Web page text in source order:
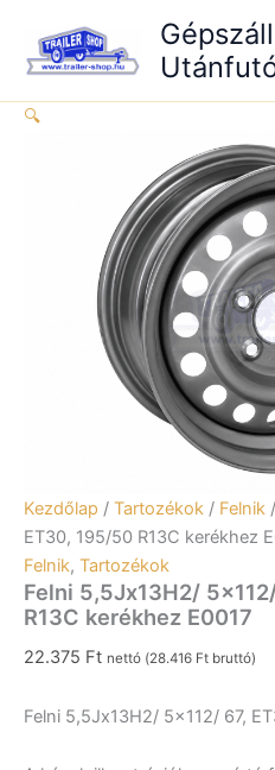
content
🔍
Kezdőlap / Tartozékok / Felnik
ET30, 195/50 R13C kerékhez
Felnik, Tartozékok
Felni 5,5Jx13H2/
R13C kerékhez E0017
22.375 Ft nettó (28.416 Ft bruttó)
Felni 5,5Jx13H2/ 5×112/ 67,
ET30,
195/50
kerékhez